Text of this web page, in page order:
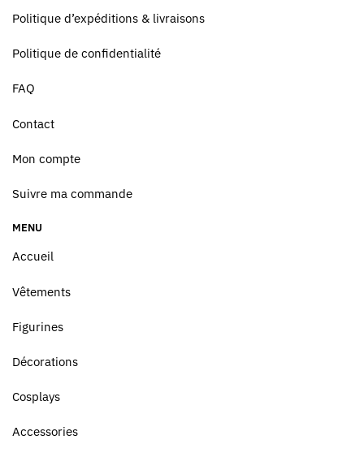
Politique d’expéditions & livraisons
Politique de confidentialité
FAQ
Contact
Mon compte
Suivre ma commande
MENU
Accueil
Vêtements
Figurines
Décorations
Cosplays
Accessories